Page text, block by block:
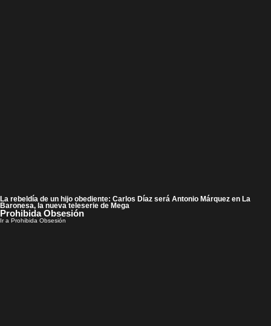
La rebeldía de un hijo obediente: Carlos Díaz será Antonio Márquez en La
Baronesa, la nueva teleserie de Mega
Prohibida Obsesión
Ir a Prohibida Obsesión